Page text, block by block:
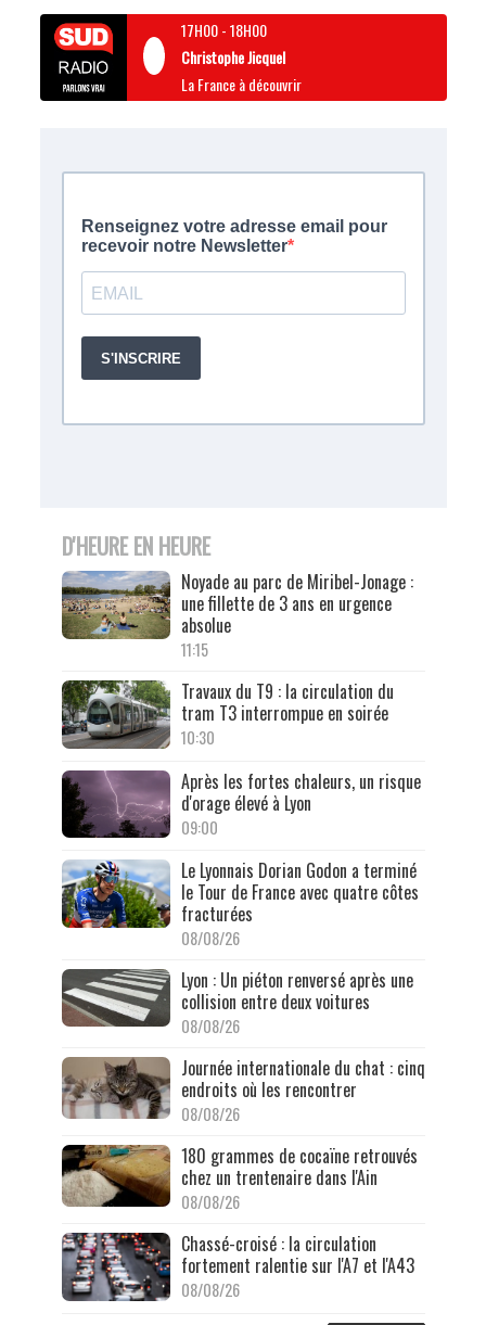
17H00-18H00
Christophe Jicquel
La France à découvrir
D'HEURE EN HEURE
Noyade au parc de Miribel-Jonage :
une fillette de 3 ans en urgence
absolue
11:15
Travaux du T9 : la circulation du
tram T3 interrompue en soirée
10:30
Après les fortes chaleurs, un risque
d'orage élevé à Lyon
09:00
Le Lyonnais Dorian Godon a terminé
le Tour de France avec quatre côtes
fracturées
08/08/26
Lyon : Un piéton renversé après une
collision entre deux voitures
08/08/26
Journée internationale du chat : cinq
endroits où les rencontrer
08/08/26
180 grammes de cocaïne retrouvés
chez un trentenaire dans l'Ain
08/08/26
Chassé-croisé : la circulation
fortement ralentie sur l'A7 et l'A43
08/08/26